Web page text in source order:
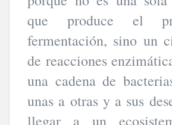
que produce el
fermentación, sino un
de reacciones
una cadena de
unas a otras y a sus
llegar a un